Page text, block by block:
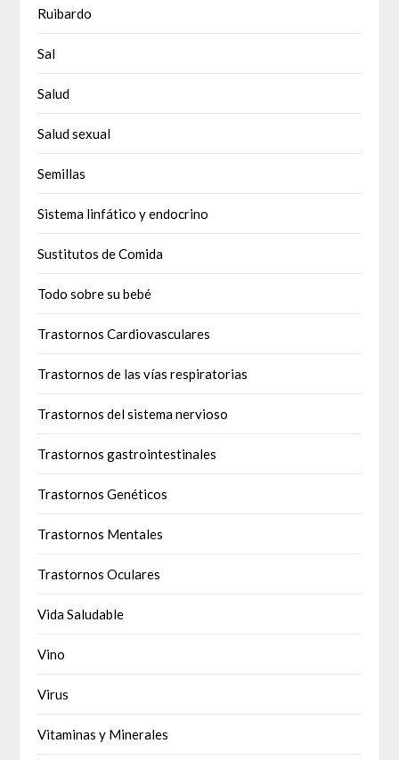
Ruibardo
Sal
Salud
Salud sexual
Semillas
Sistema linfático y endocrino
Sustitutos de Comida
Todo sobre su bebé
Trastornos Cardiovasculares
Trastornos de las vías respiratorias
Trastornos del sistema nervioso
Trastornos gastrointestinales
Trastornos Genéticos
Trastornos Mentales
Trastornos Oculares
Vida Saludable
Vino
Virus
Vitaminas y Minerales